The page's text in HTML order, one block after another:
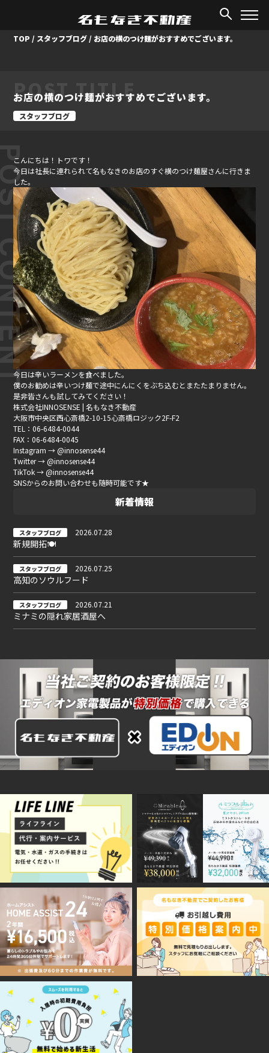
TOP / スタッフブログ / お店の横のつけ麺がおすすめでございます。
POST TITLE
お店の横のつけ麺がおすすめでございます。
スタッフブログ
こんにちは！トワです！
今日は社長に連れられて名もなきのお店のすぐ横のつけ麺屋さんに行きま
した。
今日は辛いラーメンを食べました。
僕のお勧めは辛いつけ麺で途中にんにくをぶち込むとまたたまりません。
是非皆さんも試してみてください！
株式会社INNOSENSE | 名もなき不動産
大阪市中央区西心斎橋2-10-15心斎橋ロジック2F-F2
TEL：06-6484-0044
FAX：06-6484-0045
Instagram → @innosense44
Twitter → @innosense44
TikTok → @innosense44
SNSからのお問い合わせも随時可能です★
新着情報
スタッフブログ 2026.07.28
新規開拓🍽
スタッフブログ 2026.07.25
高知のソウルフード
スタッフブログ 2026.07.21
ミナミの隠れ家居酒屋へ